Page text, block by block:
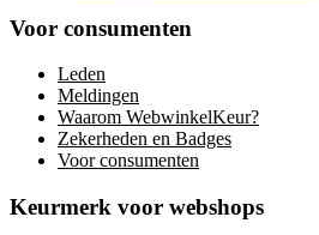
Voor consumenten
Leden
Meldingen
Waarom WebwinkelKeur?
Zekerheden en Badges
Voor consumenten
Keurmerk voor webshops